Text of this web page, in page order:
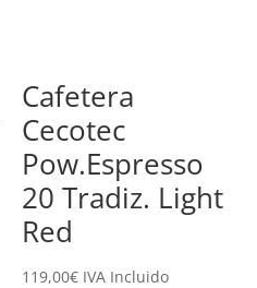
Cafetera
Cecotec
Pow.Espresso
20 Tradiz. Light
Red
119,00€ IVA Incluido